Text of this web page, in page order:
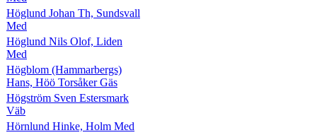
Höglund Johan Th, Sundsvall
Med
Höglund Nils Olof, Liden
Med
Högblom (Hammarbergs)
Hans, Höö Torsåker Gäs
Högström Sven Estersmark
Väb
Hörnlund Hinke, Holm Med